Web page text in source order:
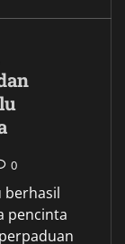
0
berhasil
pencinta